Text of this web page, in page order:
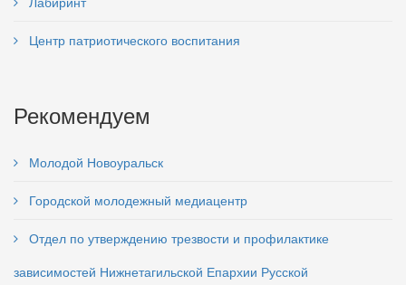
Центр патриотического воспитания
Рекомендуем
Молодой Новоуральск
Городской молодежный медиацентр
Отдел по утверждению трезвости и профилактике
зависимостей Нижнетагильской Епархии Русской